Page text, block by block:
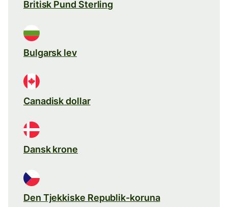
Britisk Pund Sterling
Bulgarsk lev
Canadisk dollar
Dansk krone
Den Tjekkiske Republik-koruna